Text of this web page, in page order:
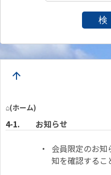
arrow_upward
⌂(ホーム)
お知らせ
会員限定のお知
知を確認するこ